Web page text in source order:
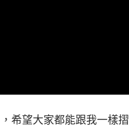
希望大家都能跟我一樣摺